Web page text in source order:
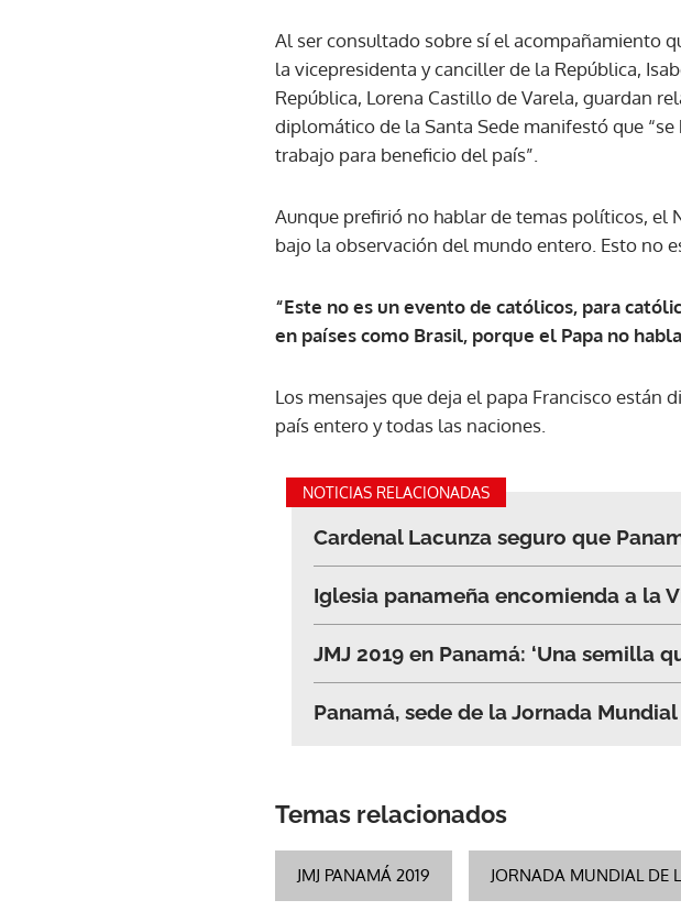
Al ser consultado sobre sí el acompañamiento
la vicepresidenta y canciller de la República,
República, Lorena Castillo de Varela, guardan
diplomático de la Santa Sede manifestó que
trabajo para beneficio del país”.
Aunque prefirió no hablar de temas políticos, el
bajo la observación del mundo entero. Esto no
“Este no es un evento de católicos, para
en países como Brasil, porque el Papa no
Los mensajes que deja el papa Francisco están
país entero y todas las naciones.
NOTICIAS RELACIONADAS
Cardenal Lacunza seguro que
Iglesia panameña encomienda a la
JMJ 2019 en Panamá: ‘Una semilla
Panamá, sede de la Jornada
Temas relacionados
JMJ PANAMÁ 2019 JORNADA MUNDIAL DE